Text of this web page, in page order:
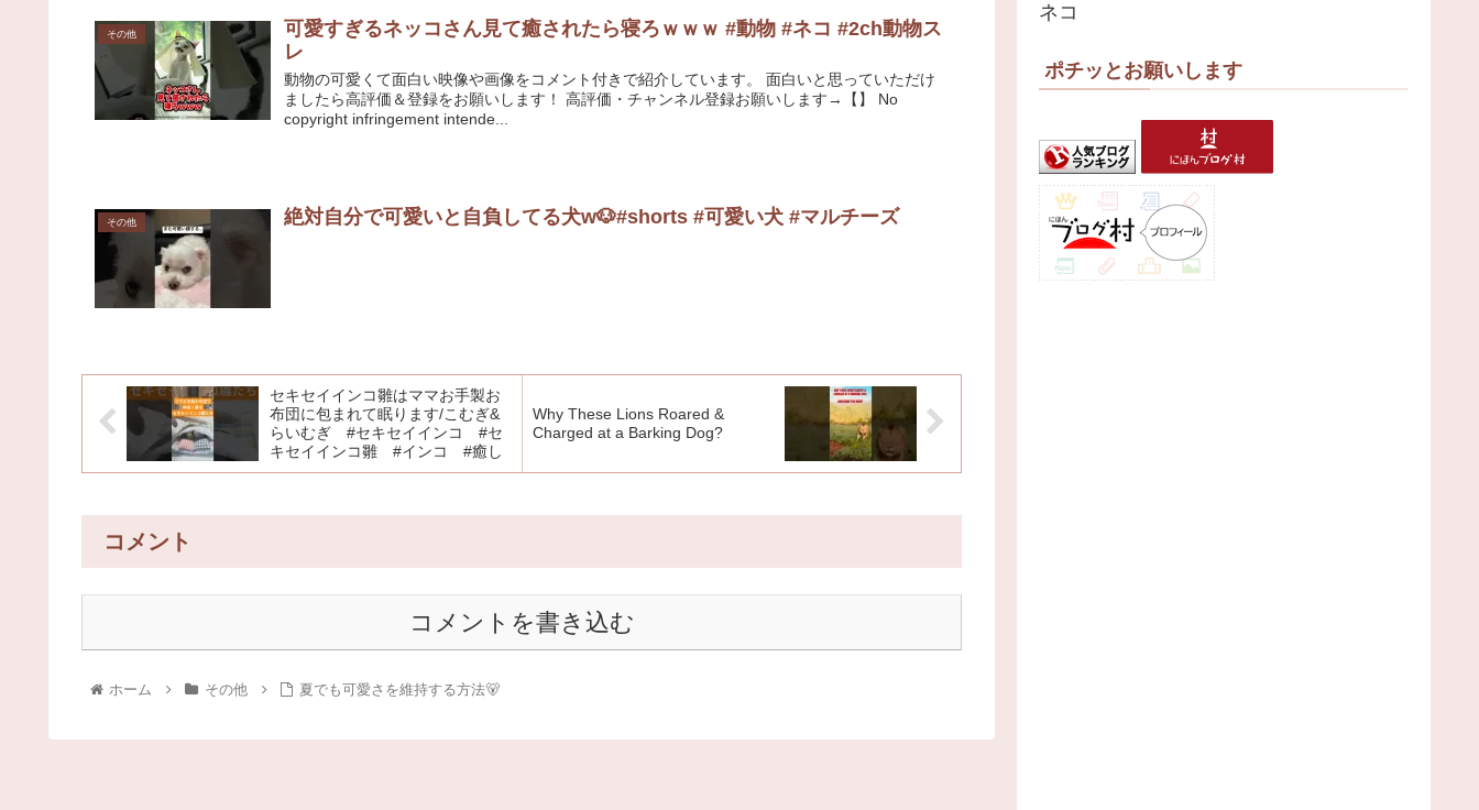
その他
可愛すぎるネッコさん見て癒されたら寝ろｗｗｗ #動物 #ネコ #2ch動物ス
レ
動物の可愛くて面白い映像や画像をコメント付きで紹介しています。 面白いと思っていただけ
ましたら高評価＆登録をお願いします！ 高評価・チャンネル登録お願いします→【】 No
copyright infringement intende...
その他 絶対自分で可愛いと自負してる犬w🐶#shorts #可愛い犬 #マルチーズ
セキセイインコ雛はママお手製お
布団に包まれて眠ります/こむぎ&
らいむぎ #セキセイインコ #セ
キセイインコ雛 #インコ #癒し
Why These Lions Roared &
Charged at a Barking Dog?
コメント
コメントを書き込む
ホーム その他 夏でも可愛さを維持する方法🐻
ネコ
ポチッとお願いします